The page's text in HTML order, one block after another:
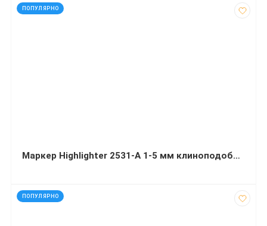
ПОПУЛЯРНО
код: 7332
Маркер Highlighter 2531-A 1-5 мм клиноподобный желтый
ПОПУЛЯРНО
код: 2387